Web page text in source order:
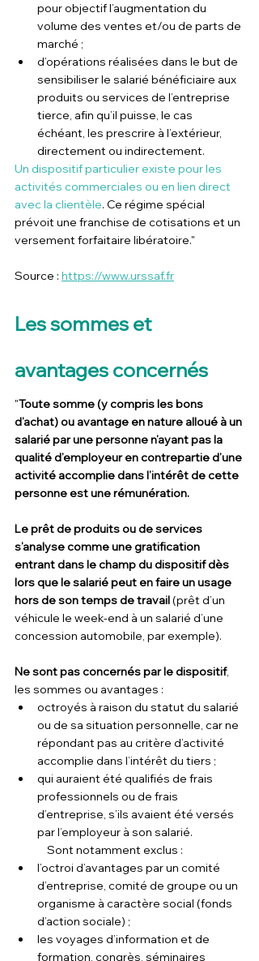
pour objectif l’augmentation du
volume des ventes et/ou de parts de
marché ;
d’opérations réalisées dans le but de
sensibiliser le salarié bénéficiaire aux
produits ou services de l’entreprise
tierce, afin qu’il puisse, le cas
échéant, les prescrire à l’extérieur,
directement ou indirectement.
Un dispositif particulier existe pour les
activités commerciales ou en lien direct
avec la clientèle. Ce régime spécial
prévoit une franchise de cotisations et un
versement forfaitaire libératoire."
Source : https://www.urssaf.fr
Les sommes et
avantages concernés
"Toute somme (y compris les bons
d’achat) ou avantage en nature alloué à un
salarié par une personne n’ayant pas la
qualité d’employeur en contrepartie d’une
activité accomplie dans l’intérêt de cette
personne est une rémunération.
Le prêt de produits ou de services
s’analyse comme une gratification
entrant dans le champ du dispositif dès
lors que le salarié peut en faire un usage
hors de son temps de travail (prêt d’un
véhicule le week-end à un salarié d’une
concession automobile, par exemple).
Ne sont pas concernés par le dispositif,
les sommes ou avantages :
octroyés à raison du statut du salarié
ou de sa situation personnelle, car ne
répondant pas au critère d’activité
accomplie dans l’intérêt du tiers ;
qui auraient été qualifiés de frais
professionnels ou de frais
d’entreprise, s’ils avaient été versés
par l’employeur à son salarié.
Sont notamment exclus :
l’octroi d’avantages par un comité
d’entreprise, comité de groupe ou un
organisme à caractère social (fonds
d’action sociale) ;
les voyages d’information et de
formation, congrès, séminaires